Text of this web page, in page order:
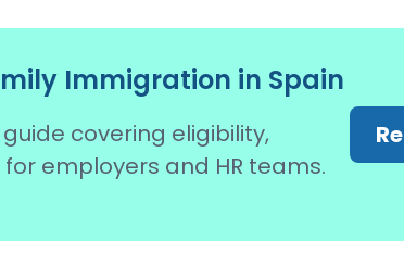
Immigration in Spain
covering eligibility,
employers and HR teams.